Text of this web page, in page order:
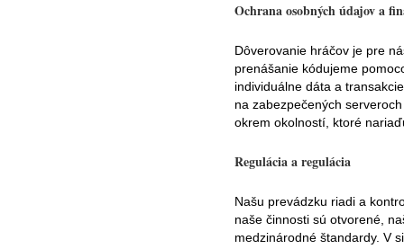
Ochrana osobných údajov a
Dôverovanie hráčov je pre
prenášanie kódujeme
individuálne dáta a
na zabezpečených
okrem okolností, ktoré
Regulácia a regulácia
Našu prevádzku riadi a
naše činnosti sú otvorené,
medzinárodné štandardy. V